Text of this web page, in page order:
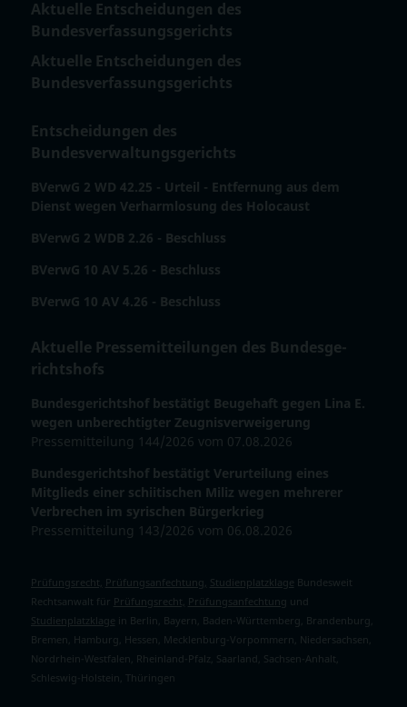
Aktuelle Entscheidungen des
Bundesverfassungsgerichts
Aktuelle Entscheidungen des
Bundesverfassungsgerichts
Entscheidungen des
Bundesverwaltungsgerichts
BVerwG 2 WD 42.25 - Urteil - Entfernung aus dem
Dienst wegen Verharmlosung des Holocaust
BVerwG 2 WDB 2.26 - Beschluss
BVerwG 10 AV 5.26 - Beschluss
BVerwG 10 AV 4.26 - Beschluss
Aktuelle Pressemitteilungen des Bun­des­ge­
richts­hofs
Bundesgerichtshof bestätigt Beugehaft gegen Lina E.
wegen unberechtigter Zeugnisverweigerung
Pressemitteilung 144/2026 vom 07.08.2026
Bundesgerichtshof bestätigt Verurteilung eines
Mitglieds einer schiitischen Miliz wegen mehrerer
Verbrechen im syrischen Bürgerkrieg
Pressemitteilung 143/2026 vom 06.08.2026
Prüfungsrecht, Prüfungsanfechtung, Studienplatzklage Bundesweit
Rechtsanwalt für Prüfungsrecht, Prüfungsanfechtung und
Studienplatzklage in Berlin, Bayern, Baden-Württemberg, Brandenburg,
Bremen, Hamburg, Hessen, Mecklenburg-Vorpommern, Niedersachsen,
Nordrhein-Westfalen, Rheinland-Pfalz, Saarland, Sachsen-Anhalt,
Schleswig-Holstein, Thüringen